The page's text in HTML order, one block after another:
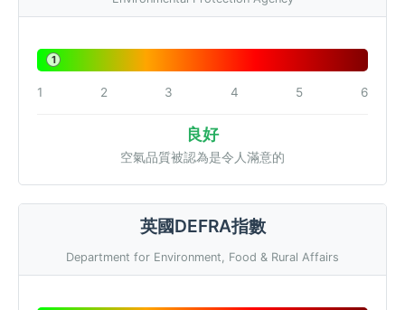
1
1 2 3 4 5 6
良好
空氣品質被認為是令人滿意的
英國DEFRA指數
Department for Environment, Food & Rural Affairs